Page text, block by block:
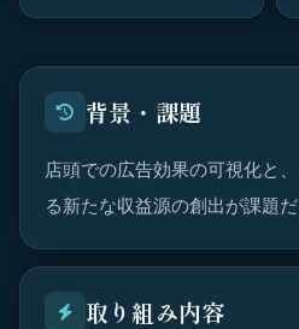
背景・課題
店頭での広告効果の可視化と
る新たな収益源の創出が課題だ
取り組み内容